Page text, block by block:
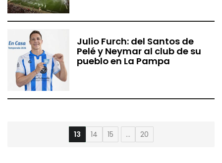
Julio Furch: del Santos de
Pelé y Neymar al club de su
pueblo en La Pampa
13 14 15 20